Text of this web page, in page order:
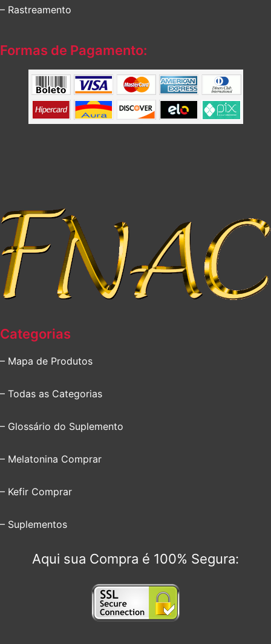
– Rastreamento
Formas de Pagamento:
Categorias
– Mapa de Produtos
– Todas as Categorias
– Glossário do Suplemento
– Melatonina Comprar
– Kefir Comprar
– Suplementos
Aqui sua Compra é 100% Segura: